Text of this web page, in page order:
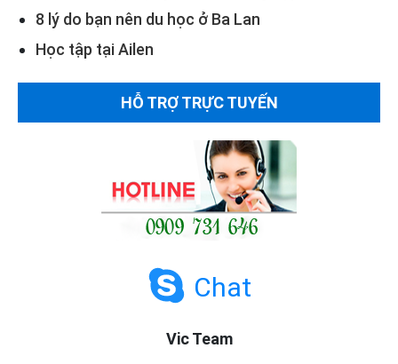
8 lý do bạn nên du học ở Ba Lan
Học tập tại Ailen
HỖ TRỢ TRỰC TUYẾN
Chat
Vic Team